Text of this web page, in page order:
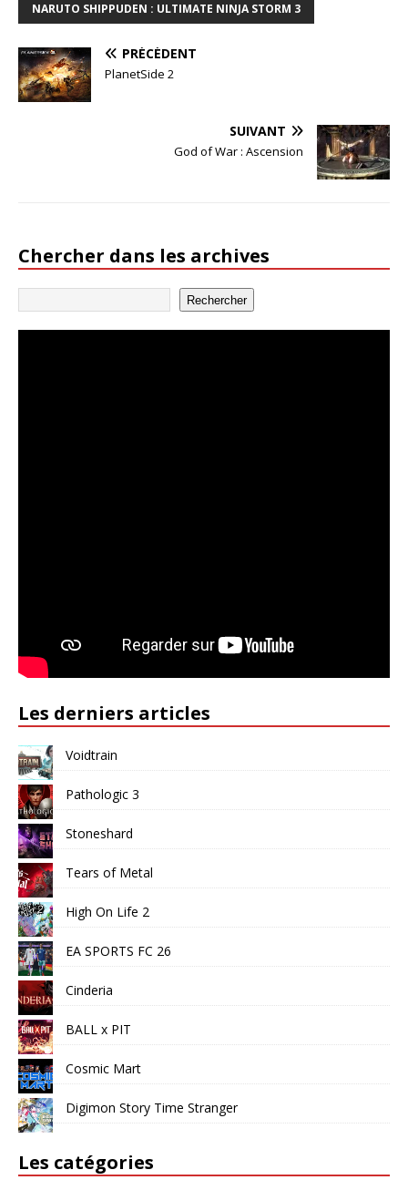
NARUTO SHIPPUDEN : ULTIMATE NINJA STORM 3
PRÉCÉDENT
PlanetSide 2
SUIVANT
God of War : Ascension
Chercher dans les archives
Rechercher
Les derniers articles
Voidtrain
Pathologic 3
Stoneshard
Tears of Metal
High On Life 2
EA SPORTS FC 26
Cinderia
BALL x PIT
Cosmic Mart
Digimon Story Time Stranger
Les catégories